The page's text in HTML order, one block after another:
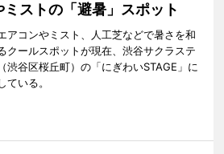
ミストの「避暑」スポット
アコンやミスト、人工芝などで暑さを和
クールスポットが現在、渋谷サクラステ
渋谷区桜丘町）の「にぎわいSTAGE」に
ている。